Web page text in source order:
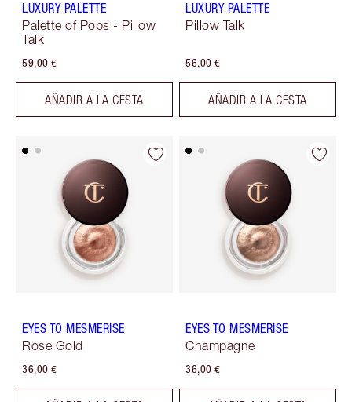
LUXURY PALETTE
Palette of Pops - Pillow
Talk
59,00 €
AÑADIR A LA CESTA
LUXURY PALETTE
Pillow Talk
56,00 €
AÑADIR A LA CESTA
EYES TO MESMERISE
Rose Gold
36,00 €
EYES TO MESMERISE
Champagne
36,00 €